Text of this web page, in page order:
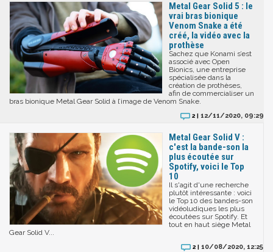
Metal Gear Solid 5 : le
vrai bras bionique
Venom Snake a été
créé, la vidéo avec la
prothèse
Sachez que Konami s’est
associé avec Open
Bionics, une entreprise
spécialisée dans la
création de prothèses,
afin de commercialiser un
bras bionique Metal Gear Solid à l’image de Venom Snake.
2 | 12/11/2020, 09:29
Metal Gear Solid V :
c'est la bande-son la
plus écoutée sur
Spotify, voici le Top
10
Il s'agit d'une recherche
plutôt intéressante : voici
le Top 10 des bandes-son
vidéoludiques les plus
écoutées sur Spotify. Et
tout en haut siège Metal
Gear Solid V...
2 | 10/08/2020, 12:25